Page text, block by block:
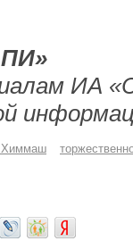
ИА
Химмаш